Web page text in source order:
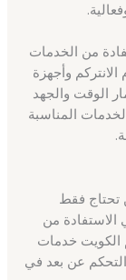
من الخدمات
وأجهزة
الوقت والجهد
المناسبة
تحتاج فقط
الاستفادة من
الكويت خدمات
التحكم عن بعد في